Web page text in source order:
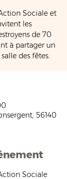
Sociale et
les
de 70
à partager un
des fêtes.
56140
Sociale